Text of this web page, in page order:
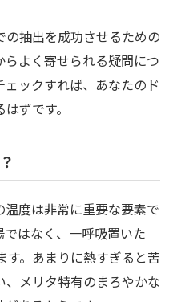
の抽出を成功させるための
よく寄せられる疑問につ
ックすれば、あなたのド
ずです。
度は非常に重要な要素で
はなく、一呼吸置いた
す。あまりに熱すぎると苦
メリタ特有のまろやかな